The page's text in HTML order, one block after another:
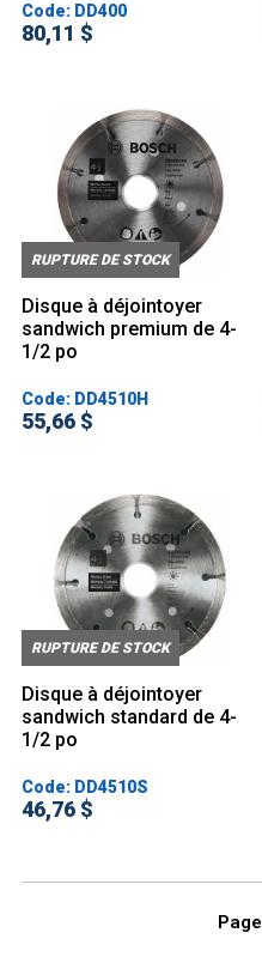
Code: DD400
80,11 $
RUPTURE DE STOCK
Disque à déjointoyer
sandwich premium de 4-
1/2 po
Code: DD4510H
55,66 $
RUPTURE DE STOCK
Disque à déjointoyer
sandwich standard de 4-
1/2 po
Code: DD4510S
46,76 $
Page